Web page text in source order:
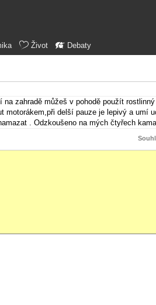
Život Debaty
zahradě můžeš v pohodě použít
motorákem,při delší pauze je lepivý a umí
. Odzkoušeno na mých čtyřech